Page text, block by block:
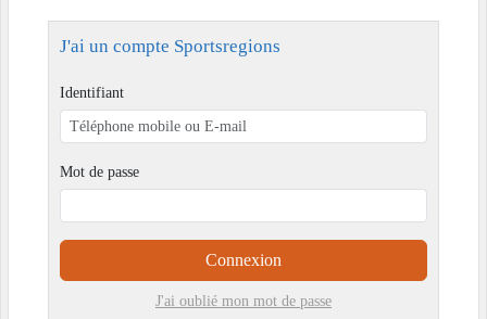
J'ai un compte Sportsregions
Identifiant
Mot de passe
Connexion
J'ai oublié mon mot de passe